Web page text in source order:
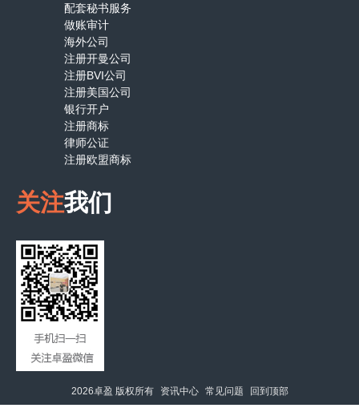
配套秘书服务
做账审计
海外公司
注册开曼公司
注册BVI公司
注册美国公司
银行开户
注册商标
律师公证
注册欧盟商标
关注我们
2026卓盈 版权所有 资讯中心 常见问题 回到顶部